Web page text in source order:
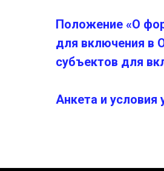
Положение «О
для включения в
субъектов для
Анкета и условия